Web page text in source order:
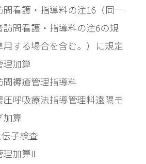
問看護・指導料の注16（同一
訪問看護・指導料の注6の規
用する場合を含む。）に規定
理加算
問褥瘡管理指導料
圧呼吸療法指導管理料遠隔モ
加算
子検査
加算II